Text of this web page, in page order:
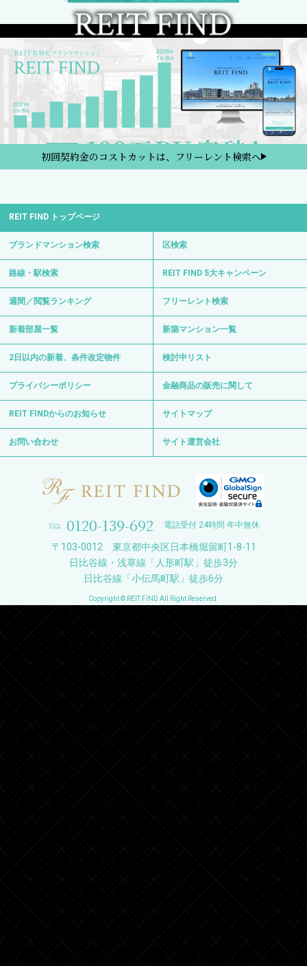
初回契約金のコストカットは、フリーレント検索へ
REIT FIND トップページ
ブランドマンション検索 区検索
路線・駅検索 REIT FIND 5大キャンペーン
週間／閲覧ランキング フリーレント検索
新着部屋一覧 新築マンション一覧
2日以内の新着、条件改定物件 検討中リスト
プライバシーポリシー 金融商品の販売に関して
REIT FINDからのお知らせ サイトマップ
お問い合わせ サイト運営会社
0120-139-692 電話受付 24時間 年中無休
〒103-0012 東京都中央区日本橋堀留町1-8-11
日比谷線・浅草線「人形町駅」徒歩3分
日比谷線「小伝馬町駅」徒歩6分
Copyright © REIT FIND All Right Reserved.